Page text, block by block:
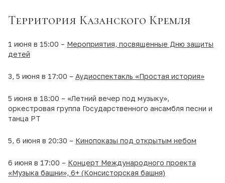
Территория Казанского Кремля
1 июня в 15:00 – Мероприятия, посвященные Дню защиты
детей
3, 5 июня в 17:00 – Аудиоспектакль «Простая история»
5 июня в 18:00 – «Летний вечер под музыку»,
оркестровая группа Государственного ансамбля песни и
танца РТ
5, 6 июня в 20:30 – Кинопоказы под открытым небом
6 июня в 17:00 – Концерт Международного проекта
«Музыка башни», 6+ (Консисторская башня)